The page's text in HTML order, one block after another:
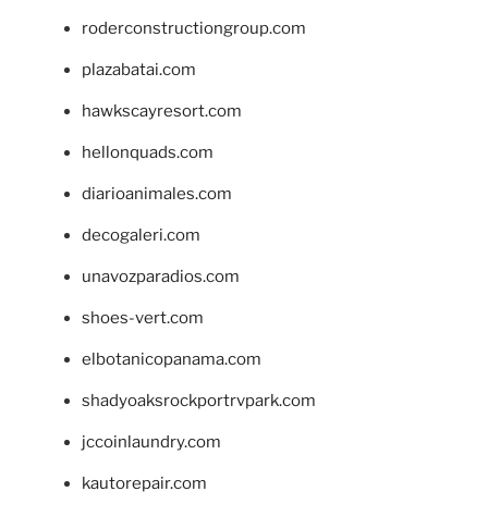
roderconstructiongroup.com
plazabatai.com
hawkscayresort.com
hellonquads.com
diarioanimales.com
decogaleri.com
unavozparadios.com
shoes-vert.com
elbotanicopanama.com
shadyoaksrockportrvpark.com
jccoinlaundry.com
kautorepair.com